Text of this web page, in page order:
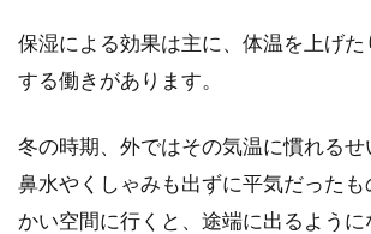
タイのお土産に人
鹸！おすすめの種類
仕事の出張などでタイに
めしたいお土産がありま
石鹸です。...
保湿による効果は主に、体温を上げた
する働きがあります。
冬の時期、外ではその気温に慣れるせ
鼻水やくしゃみも出ずに平気だった
かい空間に行くと、途端に出るよう